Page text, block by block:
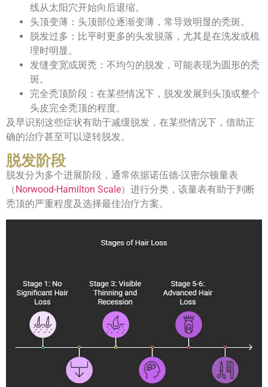
线从太阳穴开始向后退缩。
头顶变薄：头顶部位逐渐变薄，常导致明显的秃斑。
脱发过多：比平时更多的头发脱落，尤其是在洗发或梳
理时明显。
发缝变宽或斑秃：不均匀的脱发，可能表现为圆形的秃
斑。
完全秃顶阶段：在某些情况下，脱发发展到头顶或整个
头皮完全秃顶的程度。
及早识别这些症状有助于减缓脱发，在某些情况下，借助正
确的治疗甚至可以逆转脱发。
脱发阶段
脱发分为多个进展阶段，通常依据诺伍德-汉密尔顿量表
（Norwood-Hamilton Scale）进行分类，该量表有助于判断
秃顶的严重程度及选择最佳治疗方案。